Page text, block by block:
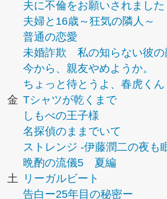
夫に不倫をお願いされました
夫婦と16歳～狂気の隣人～
普通の恋愛
未婚詐欺 私の知らない彼の
今から、親友やめようか。
ちょっと待とうよ、春虎くん
金 Tシャツが乾くまで
しもべの王子様
名探偵のままでいて
ストレンジ -伊藤潤二の夜も
晩酌の流儀5 夏編
土
リーガルビート
告白ー25年目の秘密ー